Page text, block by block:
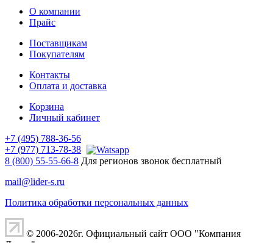
О компании
Прайс
Поставщикам
Покупателям
Контакты
Оплата и доставка
Корзина
Личный кабинет
+7 (495) 788-36-56
+7 (977) 713-78-38
8 (800) 55-55-66-8 Для регионов звонок бесплатный
mail@lider-s.ru
Политика обработки персональных данных
© 2006-2026г. Официальный сайт ООО "Компания